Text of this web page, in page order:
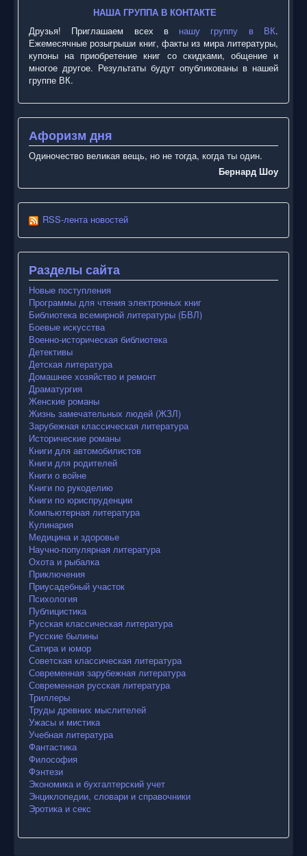
НАША ГРУППА В КОНТАКТЕ
Друзья! Приглашаем всех в нашу группу в ВК.
Ежемесячные розыгрыши книг, факты из мира литературы,
купоны на приобретение книг со скидками, общение и
многое другое. Результаты будут опубликованы в нашей
группе ВК.
Афоризм дня
Одиночество великая вещь, но не тогда, когда ты один.
Бернард Шоу
RSS-лента новостей
Разделы сайта
Новые поступления
Программы для чтения электронных книг
Библиотека всемирной литературы (БВЛ)
Боевые искусства
Военно-историческая библиотека
Детективы
Детская литература
Домашнее хозяйство и ремонт
Драматургия
Женские романы
Жизнь замечательных людей (ЖЗЛ)
Зарубежная классическая литература
Исторические романы
Книги для автомобилистов
Книги для родителей
Книги о войне
Книги по рукоделию
Книги по юриспруденции
Компьютерная литература
Кулинария
Медицина и здоровье
Научно-популярная литература
Охота и рыбалка
Приключения
Приусадебный участок
Психология
Публицистика
Русская классическая литература
Русские былины
Сатира и юмор
Советская классическая литература
Современная зарубежная литература
Современная русская литература
Триллеры
Труды древних мыслителей
Ужасы и мистика
Учебная литература
Фантастика
Философия
Фэнтези
Экономика и бухгалтерский учет
Энциклопедии, словари и справочники
Эротика и секс